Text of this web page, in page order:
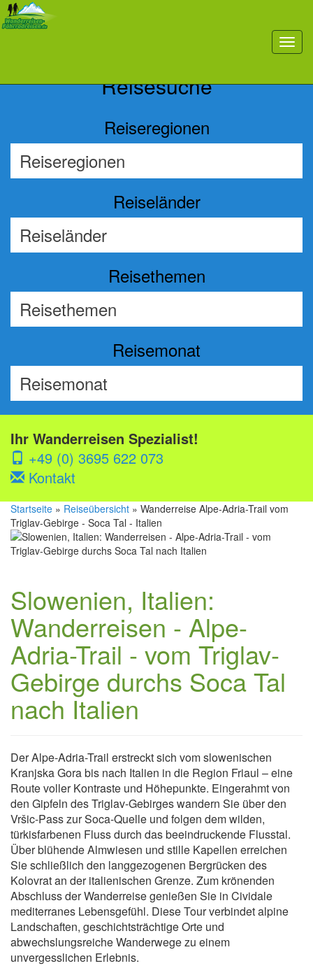
toggle
Reisesuche
Reiseregionen
Reiseländer
Reisethemen
Reisemonat
Ihr Wanderreisen Spezialist!
+49 (0) 3695 622 073
Kontakt
Startseite » Reiseübersicht » Wanderreise Alpe-Adria-Trail vom
Triglav-Gebirge - Soca Tal - Italien
Slowenien, Italien:
Wanderreisen - Alpe-
Adria-Trail - vom Triglav-
Gebirge durchs Soca Tal
nach Italien
Der Alpe-Adria-Trail erstreckt sich vom slowenischen
Kranjska Gora bis nach Italien in die Region Friaul – eine
Route voller Kontraste und Höhepunkte. Eingerahmt von
den Gipfeln des Triglav-Gebirges wandern Sie über den
Vršic-Pass zur Soca-Quelle und folgen dem wilden,
türkisfarbenen Fluss durch das beeindruckende Flusstal.
Über blühende Almwiesen und stille Kapellen erreichen
Sie schließlich den langgezogenen Bergrücken des
Kolovrat an der italienischen Grenze. Zum krönenden
Abschluss der Wanderreise genießen Sie in Cividale
mediterranes Lebensgefühl. Diese Tour verbindet alpine
Landschaften, geschichtsträchtige Orte und
abwechslungsreiche Wanderwege zu einem
unvergesslichen Erlebnis.